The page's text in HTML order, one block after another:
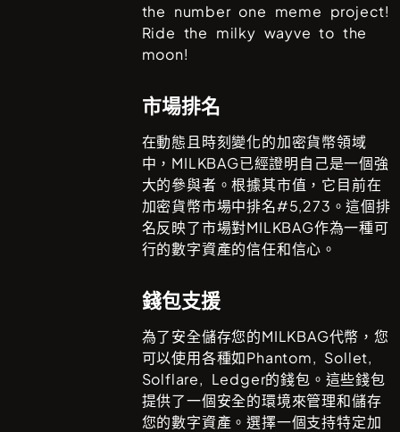
the number one meme project!
Ride the milky wayve to the
moon!
市場排名
在動態且時刻變化的加密貨幣領域
中， MILKBAG已經證明自己是一個強
大的參與者。根據其市值，它目前在
加密貨幣市場中排名#5,273 。這個排
名反映了市場對MILKBAG作為一種可
行的數字資產的信任和信心。
錢包支援
為了安全儲存您的MILKBAG代幣，您
可以使用各種如Phantom, Sollet,
Solflare, Ledger的錢包。這些錢包
提供了一個安全的環境來管理和儲存
您的數字資產。選擇一個支持特定加